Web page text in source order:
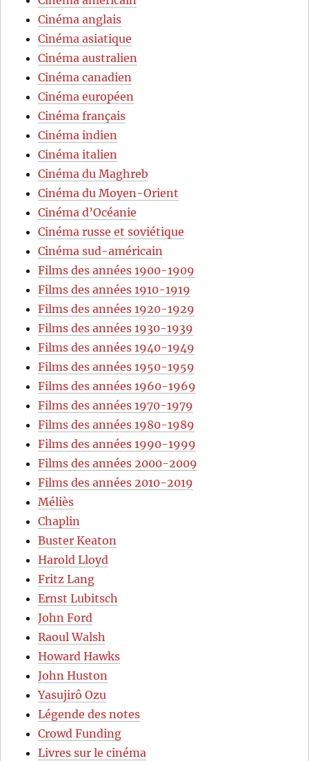
Cinéma anglais
Cinéma asiatique
Cinéma australien
Cinéma canadien
Cinéma européen
Cinéma français
Cinéma indien
Cinéma italien
Cinéma du Maghreb
Cinéma du Moyen-Orient
Cinéma d’Océanie
Cinéma russe et soviétique
Cinéma sud-américain
Films des années 1900-1909
Films des années 1910-1919
Films des années 1920-1929
Films des années 1930-1939
Films des années 1940-1949
Films des années 1950-1959
Films des années 1960-1969
Films des années 1970-1979
Films des années 1980-1989
Films des années 1990-1999
Films des années 2000-2009
Films des années 2010-2019
Méliès
Chaplin
Buster Keaton
Harold Lloyd
Fritz Lang
Ernst Lubitsch
John Ford
Raoul Walsh
Howard Hawks
John Huston
Yasujirô Ozu
Légende des notes
Crowd Funding
Livres sur le cinéma